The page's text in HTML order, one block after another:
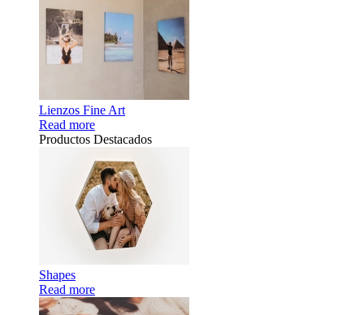
Lienzos Fine Art
Read more
Productos Destacados
Shapes
Read more